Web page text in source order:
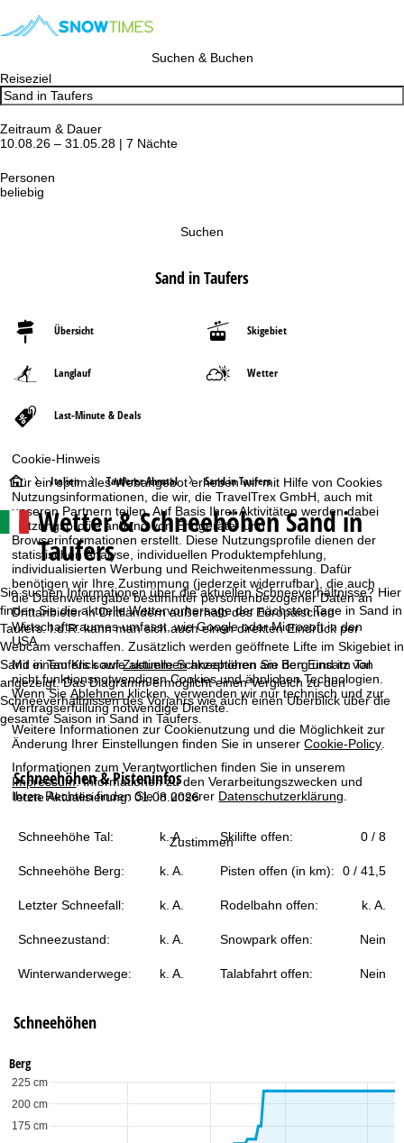
Cookie-Hinweis
Für ein optimales Webangebot erheben wir mit Hilfe von Cookies
Nutzungsinformationen, die wir, die TravelTrex GmbH, auch mit
unseren Partnern teilen. Auf Basis Ihrer Aktivitäten werden dabei
Nutzungsprofile anhand von Endgeräte- und
Browserinformationen erstellt. Diese Nutzungsprofile dienen der
statistischen Analyse, individuellen Produktempfehlung,
individualisierten Werbung und Reichweitenmessung. Dafür
benötigen wir Ihre Zustimmung (jederzeit widerrufbar), die auch
die Datenweitergabe bestimmter personenbezogener Daten an
Drittanbieter in Drittländern außerhalb des Europäischen
Wirtschaftsraumes umfasst, wie Google oder Microsoft in den
USA.
Mit einem Klick aufZustimmenakzeptieren Sie den Einsatz von
nicht funktionsnotwendigen Cookies und ähnlichen Technologien.
Wenn SieAblehnen klicken, verwenden wir nur technisch und zur
Vertragserfüllung notwendige Dienste.
Weitere Informationen zur Cookienutzung und die Möglichkeit zur
Änderung Ihrer Einstellungen finden Sie in unsererCookie-Policy.
Informationen zum Verantwortlichen finden Sie in unserem
Impressum. Informationen zu den Verarbeitungszwecken und
Ihren Rechten finden Sie in unserer Datenschutzerklärung.
Zustimmen
Suchen & Buchen
Reiseziel
Zeitraum & Dauer
10.08.26 – 31.05.28 | 7 Nächte
Personen
beliebig
Suchen
Sand in Taufers
Übersicht Skigebiet
Langlauf Wetter
Last-Minute & Deals
S
t
a
r
t
s
e
i
t
Italien Tauferer Ahrntal Sand in Taufers
Wetter & Schneehöhen Sand in
Taufers
Sie suchen Informationen über die aktuellen Schneeverhältnisse? Hier
finden Sie die aktuelle Wettervorhersage der nächsten Tage in Sand in
Taufers. I.d.R. kann man sich auch einen direkten Eindruck per
Webcam verschaffen. Zusätzlich werden geöffnete Lifte im Skigebiet in
Sand in Taufers sowie aktuelle Schneehöhen am Berg und im Tal
angezeigt. Das Diagramm ermöglicht einen Vergleich zu den
Schneeverhältnissen des Vorjahrs wie auch einen Überblick über die
gesamte Saison in Sand in Taufers.
Schneehöhen & Pisteninfos
letzte Aktualisierung: 01.08.2026
Schneehöhe Tal: k. A. Skilifte offen: 0 / 8
Schneehöhe Berg: k. A. Pisten offen (in km): 0 / 41,5
Letzter Schneefall: k. A. Rodelbahn offen: k. A.
Schneezustand: k. A. Snowpark offen: Nein
Winterwanderwege: k. A. Talabfahrt offen: Nein
Schneehöhen
Berg
175 cm
200 cm
225 cm